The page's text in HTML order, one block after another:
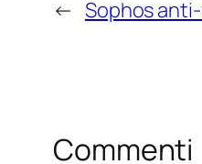
← Sophos
Commenti